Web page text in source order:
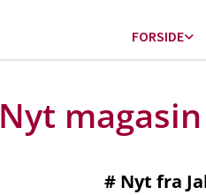
FORSIDE
Nyt
# Nyt fra